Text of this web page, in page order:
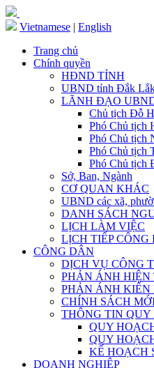
Vietnamese | English
Trang chủ
Chính quyền
HĐND TỈNH
UBND tỉnh Đắk
LÃNH ĐẠO
Chủ tịch Đỗ
Phó Chủ tịch
Phó Chủ tịch
Phó Chủ tịch
Phó Chủ tịch
Sở, Ban, Ngành
CƠ QUAN KHÁC
UBND các xã,
DANH SÁCH
LỊCH LÀM VIỆC
LỊCH TIẾP CÔNG
CÔNG DÂN
DỊCH VỤ CÔNG
PHẢN ÁNH HIỆN
PHẢN ÁNH KIẾN
CHÍNH SÁCH
THÔNG TIN QUY
QUY
QUY
KẾ HOẠCH
DOANH NGHIỆP